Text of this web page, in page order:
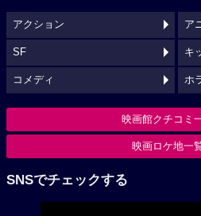
アクション ア
SF キ
コメディ ホ
映画館クチコミ
映画ロケ地一
SNSでチェックする